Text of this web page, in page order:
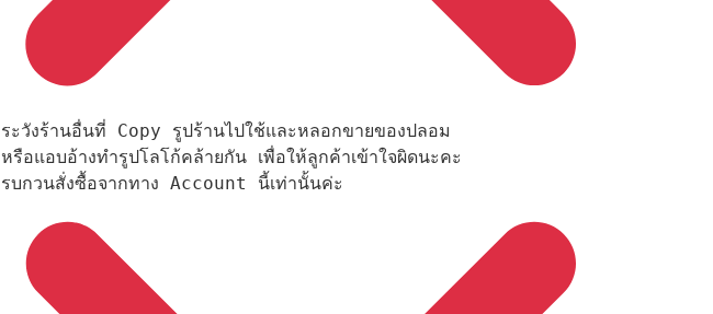
ระวังร้านอื่นที่ Copy รูปร้านไปใช้และหลอกขายของปลอม
หรือแอบอ้างทำรูปโลโก้คล้ายกัน เพื่อให้ลูกค้าเข้าใจผิดนะคะ
รบกวนสั่งซื้อจากทาง Account นี้เท่านั้นค่ะ